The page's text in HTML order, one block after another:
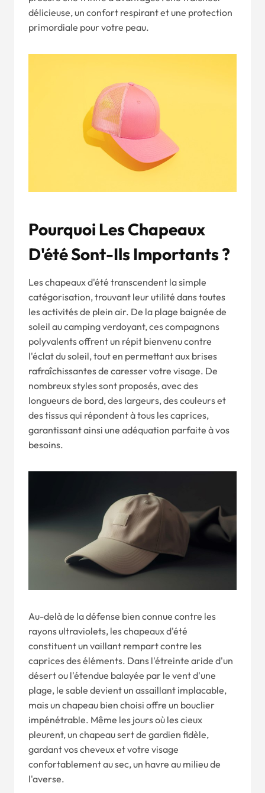
délicieuse, un confort respirant et une protection
primordiale pour votre peau.
Pourquoi Les Chapeaux
D'été Sont-Ils Importants ?
Les chapeaux d'été transcendent la simple
catégorisation, trouvant leur utilité dans toutes
les activités de plein air. De la plage baignée de
soleil au camping verdoyant, ces compagnons
polyvalents offrent un répit bienvenu contre
l'éclat du soleil, tout en permettant aux brises
rafraîchissantes de caresser votre visage. De
nombreux styles sont proposés, avec des
longueurs de bord, des largeurs, des couleurs et
des tissus qui répondent à tous les caprices,
garantissant ainsi une adéquation parfaite à vos
besoins.
Au-delà de la défense bien connue contre les
rayons ultraviolets, les chapeaux d'été
constituent un vaillant rempart contre les
caprices des éléments. Dans l'étreinte aride d'un
désert ou l'étendue balayée par le vent d'une
plage, le sable devient un assaillant implacable,
mais un chapeau bien choisi offre un bouclier
impénétrable. Même les jours où les cieux
pleurent, un chapeau sert de gardien fidèle,
gardant vos cheveux et votre visage
confortablement au sec, un havre au milieu de
l'averse.